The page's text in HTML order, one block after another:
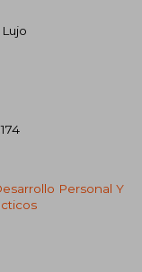
Personal Y